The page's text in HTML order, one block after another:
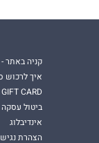
קניה באתר
איך לרכוש
GIFT CARD
ביטול עסקה
אינדיבלוג
הצהרת